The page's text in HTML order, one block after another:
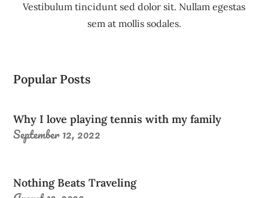
Vestibulum tincidunt sed dolor sit. Nullam egestas
sem at mollis sodales.
Popular Posts
Why I love playing tennis with my family
September 12, 2022
Nothing Beats Traveling